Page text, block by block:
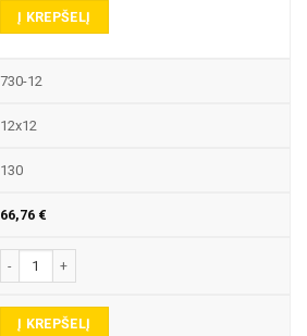
Į KREPŠELĮ
730-12
12x12
130
66,76 €
produkto kiekis: 730 LAIKIKLIS
Į KREPŠELĮ